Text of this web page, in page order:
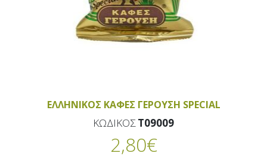
ΕΛΛΗΝΙΚΟΣ ΚΑΦΕΣ ΓΕΡΟΥΣΗ SPECIAL
ΚΩΔΙΚΟΣT09009
2,80€